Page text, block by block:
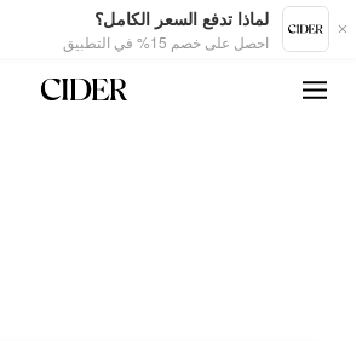
لماذا تدفع السعر الكامل؟
احصل على خصم 15% في التطبيق